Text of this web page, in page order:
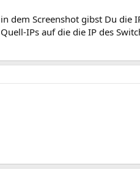
dem Screenshot gibst Du die
IPs auf die die IP des